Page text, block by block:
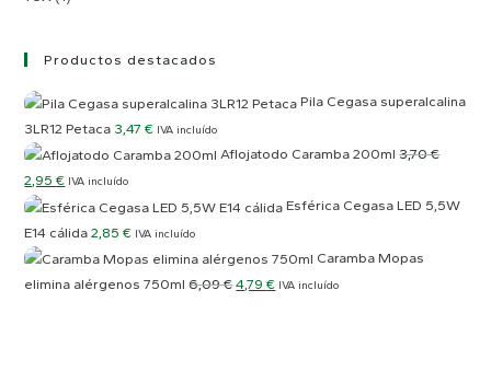
Productos destacados
Pila Cegasa superalcalina
3LR12 Petaca 3,47€ IVA incluído
Aflojatodo Caramba 200ml 3,70€
El
precio
original
era:
3,70 €.
2,95€El
precio
actual
es:
2,95 €.
IVA incluído
Esférica Cegasa LED 5,5W
E14 cálida 2,85€ IVA incluído
Caramba Mopas
elimina alérgenos 750ml 6,09€El
4,79€ElIVA incluído